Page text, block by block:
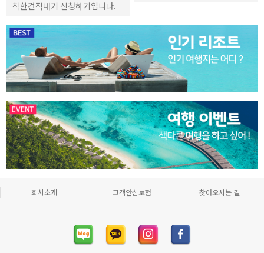
착한견적내기 신청하기입니다.
회사소개 고객안심보험 찾아오시는 길